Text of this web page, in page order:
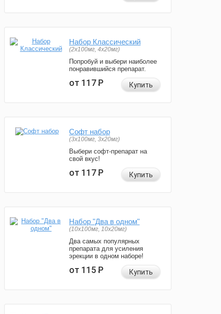
Набор Классический
(2x100мг, 4x20мг)
Попробуй и выбери наиболее
понравившийся препарат.
от 117Р Купить
Софт набор
(3x100мг, 3x20мг)
Выбери софт-препарат на
свой вкус!
от 117Р Купить
Набор "Два в одном"
(10x100мг, 10x20мг)
Два самых популярных
препарата для усиления
эрекции в одном наборе!
от 115Р Купить